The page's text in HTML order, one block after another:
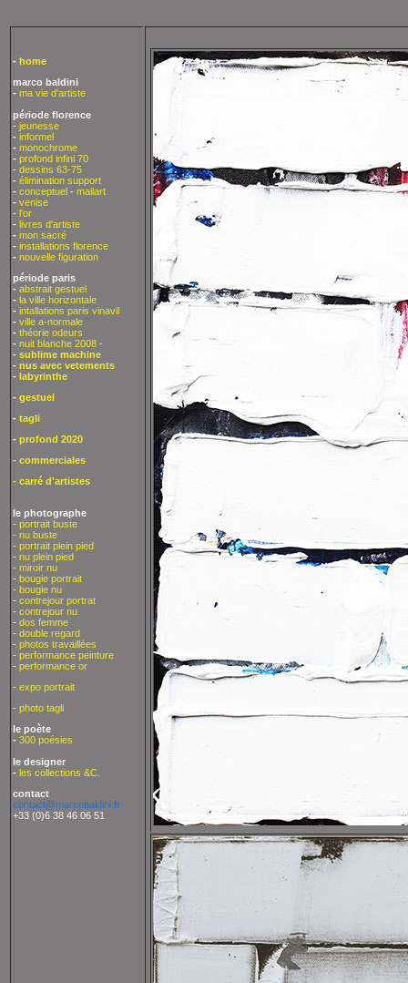
- home
marco baldini
- ma vie d'artiste
période florence
- jeunesse
- informel
- monochrome
- profond infini 70
- dessins 63-75
- élimination support
- conceptuel - mailart
- venise
- l'or
- livres d'artiste
- mon sacré
- installations florence
- nouvelle figuration
période paris
- abstrait gestuel
- la ville horizontale
- intallations paris vinavil
- ville a-normale
- théorie odeurs
- nuit blanche 2008 -
- sublime machine
- nus avec vetements
- labyrinthe
- gestuel
- tagli
- profond 2020
- commerciales
- carré d'artistes
le photographe
- portrait buste
- nu buste
- portrait plein pied
- nu plein pied
- miroir nu
- bougie portrait
- bougie nu
- contrejour portrat
- contrejour nu
- dos femme
- double regard
- photos travaillées
- performance peinture
- performance or
- expo portrait
- photo tagli
le poète
- 300 poésies
le designer
- les collections &C.
contact
contact@marcobaldini.fr
+33 (0)6 38 46 06 51